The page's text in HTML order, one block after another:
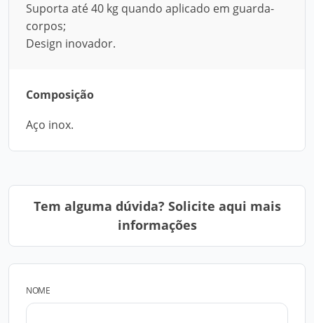
Suporta até 40 kg quando aplicado em guarda-
corpos;
Design inovador.
Composição
Aço inox.
Tem alguma dúvida? Solicite aqui mais
informações
NOME